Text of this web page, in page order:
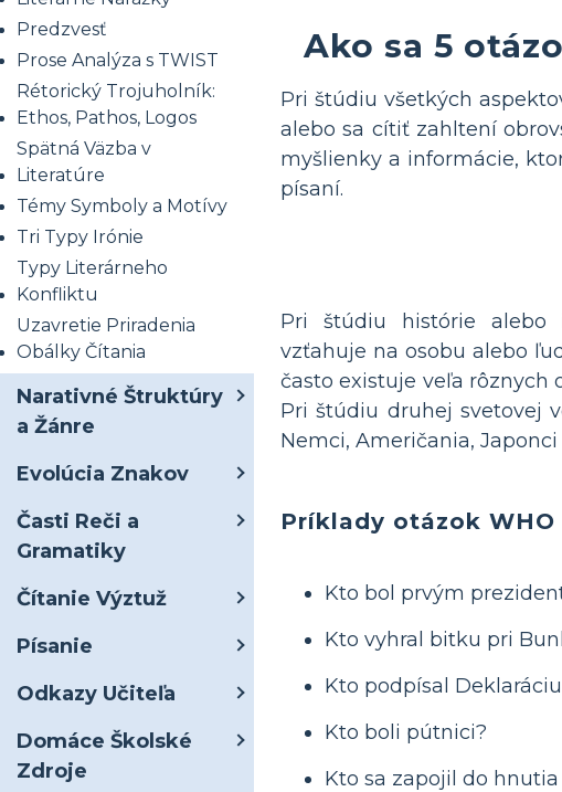
Predzvesť
Prose Analýza s TWIST
Rétorický Trojuholník:
Ethos, Pathos, Logos
Spätná Väzba v
Literatúre
Témy Symboly a Motívy
Tri Typy Irónie
Typy Literárneho
Konfliktu
Uzavretie Priradenia
Obálky Čítania
Narativné Štruktúry
a Žánre
Evolúcia Znakov
Časti Reči a
Gramatiky
Čítanie Výztuž
Písanie
Odkazy Učiteľa
Domáce Školské
Zdroje
Ako sa 5
Pri štúdiu všetkých
alebo sa cítiť zahltení
myšlienky a informácie,
písaní.
Pri štúdiu histórie alebo
vzťahuje na osobu alebo
často existuje veľa rôznych
Pri štúdiu druhej svetovej
Nemci, Američania, Japonci
Príklady otázok WHO
Kto bol prvým
Kto vyhral bitku pri
Kto podpísal
Kto boli pútnici?
Kto sa zapojil do